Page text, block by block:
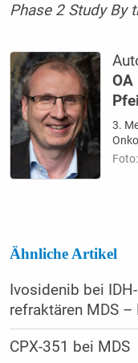
Phase 2 Study By
OA
3.
Ähnliche Artikel
Ivosidenib bei
refraktären MDS –
CPX-351 bei MDS